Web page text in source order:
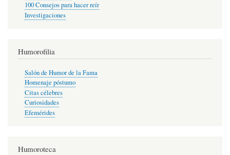
100 Consejos para hacer reír
Investigaciones
Humorofilia
Salón de Humor de la Fama
Homenaje póstumo
Citas célebres
Curiosidades
Efemérides
Humoroteca